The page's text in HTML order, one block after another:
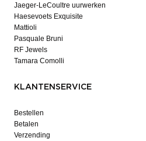
Jaeger-LeCoultre uurwerken
Haesevoets Exquisite
Mattioli
Pasquale Bruni
RF Jewels
Tamara Comolli
KLANTENSERVICE
Bestellen
Betalen
Verzending